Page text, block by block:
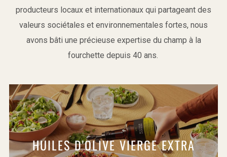
producteurs locaux et internationaux qui partageant des
valeurs sociétales et environnementales fortes, nous
avons bâti une précieuse expertise du champ à la
fourchette depuis 40 ans.
HUILES D'OLIVE VIERGE EXTRA